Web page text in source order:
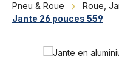
Pneu & Roue Roue,
Jante 26 pouces 559
Ignorer la galerie d'images